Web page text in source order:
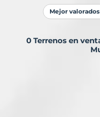
Ordenar
Mejor valorados
0 Terrenos en